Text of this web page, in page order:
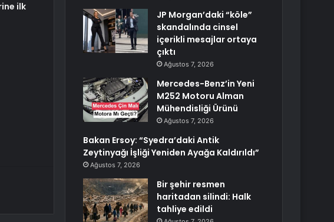
ilk
JP Morgan’daki “köle”
skandalında cinsel
içerikli mesajlar ortaya
çıktı
Ağustos 7, 2026
Mercedes-Benz’in Yeni
M252 Motoru Alman
Mühendisliği Ürünü
Ağustos 7, 2026
Bakan Ersoy: “Syedra’daki Antik
Zeytinyağı İşliği Yeniden Ayağa Kaldırıldı”
Ağustos 7, 2026
Bir şehir resmen
haritadan silindi: Halk
tahliye edildi